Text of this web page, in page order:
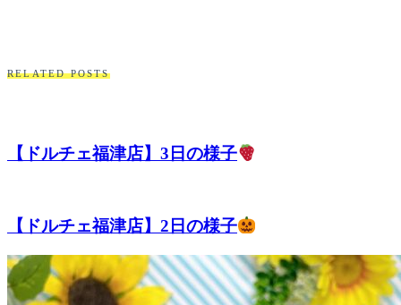
RELATED POSTS
【ドルチェ福津店】3日の様子
【ドルチェ福津店】2日の様子